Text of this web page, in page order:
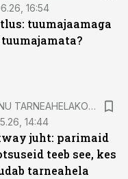
tegevjuht
16:54
tuumajaamaga
PÄRNU TARNEAHELAKONVERENTS 2025
14:44
juht: parimaid
teeb see, kes
tarneahela